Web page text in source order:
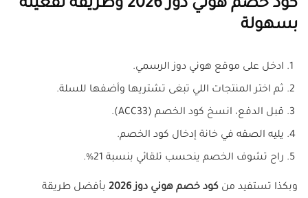
كود خصم هوني دوز 2026 وطريقة تفعيله
بسهولة
ادخل على موقع هوني دوز الرسمي.
ثم اختر المنتجات اللي تبغى تشتريها وأضفها للسلة.
قبل الدفع، انسخ كود الخصم (ACC33).
يليه الصقه في خانة إدخال كود الخصم.
راح تشوف الخصم ينحسب تلقائي بنسبة 21%.
وبكذا تستفيد من كود خصم هوني دوز 2026
بأفضل طريقة